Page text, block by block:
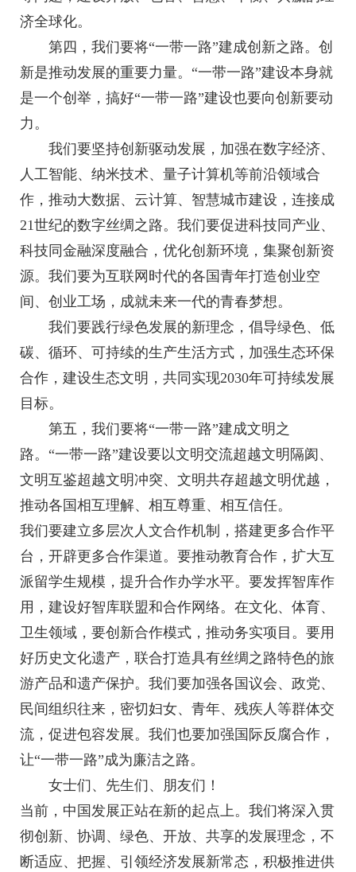
济全球化。
第四，我们要将“一带一路”建成创新之路。创
新是推动发展的重要力量。“一带一路”建设本身就
是一个创举，搞好“一带一路”建设也要向创新要动
力。
我们要坚持创新驱动发展，加强在数字经济、
人工智能、纳米技术、量子计算机等前沿领域合
作，推动大数据、云计算、智慧城市建设，连接成
21世纪的数字丝绸之路。我们要促进科技同产业、
科技同金融深度融合，优化创新环境，集聚创新资
源。我们要为互联网时代的各国青年打造创业空
间、创业工场，成就未来一代的青春梦想。
我们要践行绿色发展的新理念，倡导绿色、低
碳、循环、可持续的生产生活方式，加强生态环保
合作，建设生态文明，共同实现2030年可持续发展
目标。
第五，我们要将“一带一路”建成文明之
路。“一带一路”建设要以文明交流超越文明隔阂、
文明互鉴超越文明冲突、文明共存超越文明优越，
推动各国相互理解、相互尊重、相互信任。
我们要建立多层次人文合作机制，搭建更多合作平
台，开辟更多合作渠道。要推动教育合作，扩大互
派留学生规模，提升合作办学水平。要发挥智库作
用，建设好智库联盟和合作网络。在文化、体育、
卫生领域，要创新合作模式，推动务实项目。要用
好历史文化遗产，联合打造具有丝绸之路特色的旅
游产品和遗产保护。我们要加强各国议会、政党、
民间组织往来，密切妇女、青年、残疾人等群体交
流，促进包容发展。我们也要加强国际反腐合作，
让“一带一路”成为廉洁之路。
女士们、先生们、朋友们！
当前，中国发展正站在新的起点上。我们将深入贯
彻创新、协调、绿色、开放、共享的发展理念，不
断适应、把握、引领经济发展新常态，积极推进供